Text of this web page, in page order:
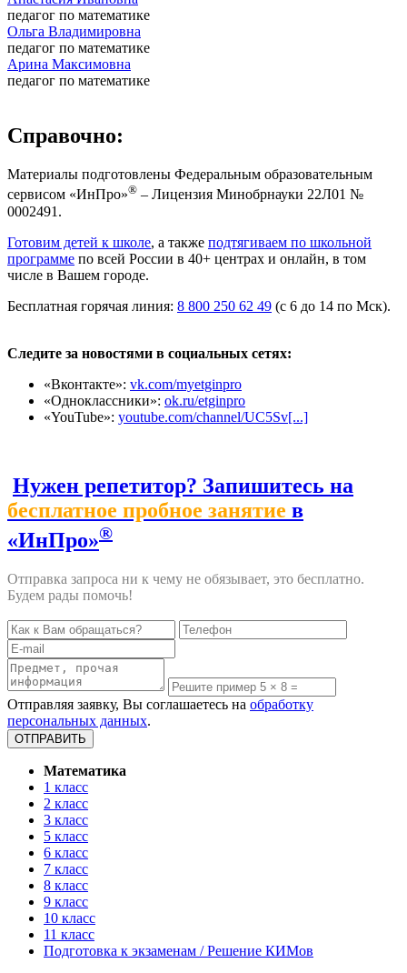
педагог по математике
Ольга Владимировна
педагог по математике
Арина Максимовна
педагог по математике
Справочно:
Материалы подготовлены Федеральным образовательным
сервисом «ИнПро»® – Лицензия Минобрнауки 22Л01 №
0002491.
Готовим детей к школе, а также подтягиваем по школьной
программе по всей России в 40+ центрах и онлайн, в том
числе в Вашем городе.
Бесплатная горячая линия: 8 800 250 62 49 (с 6 до 14 по Мск).
Следите за новостями в социальных сетях:
«Вконтакте»: vk.com/myetginpro
«Одноклассники»: ok.ru/etginpro
«YouTube»: youtube.com/channel/UC5Sv[...]
Нужен репетитор? Запишитесь на
бесплатное пробное занятие в
«ИнПро»®
Отправка запроса ни к чему не обязывает, это бесплатно.
Будем рады помочь!
Отправляя заявку, Вы соглашаетесь на обработку
персональных данных.
Математика
1 класс
2 класс
3 класс
5 класс
6 класс
7 класс
8 класс
9 класс
10 класс
11 класс
Подготовка к экзаменам / Решение КИМов